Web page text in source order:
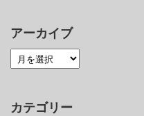
アーカイブ
カテゴリー